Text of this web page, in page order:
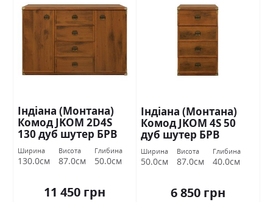
Індіана (Монтана)
Комод JKOM 2D4S
130 дуб шутер БРВ
Україна
Ширина
130.0см
Висота
87.0см
Глибина
50.0см
11 450 грн
Індіана (Монтана)
Комод JKOM 4S 50
дуб шутер БРВ
Україна
Ширина
50.0см
Висота
87.0см
Глибина
40.0см
6 850 грн